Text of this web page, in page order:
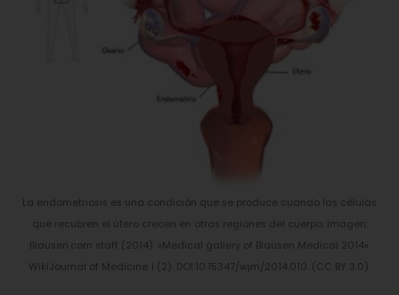
La endometriosis es una condición que se produce cuando las células
que recubren el útero crecen en otras regiones del cuerpo. Imagen:
Blausen.com staff (2014). «Medical gallery of Blausen Medical 2014».
WikiJournal of Medicine 1 (2). DOI:10.15347/wjm/2014.010. (CC BY 3.0).